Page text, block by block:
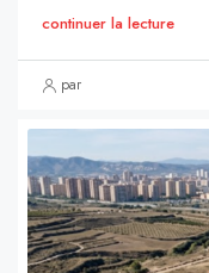
continuer la lecture
par